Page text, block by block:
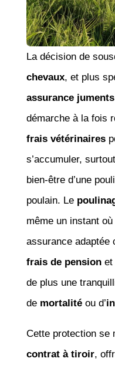
La décision de
chevaux, et plus
assurance
démarche à la fois
frais vétérinaires
s’accumuler,
bien-être d’une
poulain. Le
même un instant
assurance adaptée
frais de pensionet
de plus une
de mortalitéou d’
Cette protection se
contrat à tiroir,